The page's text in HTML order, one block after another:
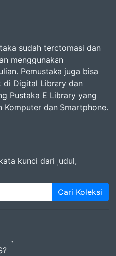
sudah terotomasi dan
menggunakan
Pemustaka juga bisa
di Digital Library dan
Pustaka E Library yang
Komputer dan Smartphone.
kunci dari judul,
Cari Koleksi